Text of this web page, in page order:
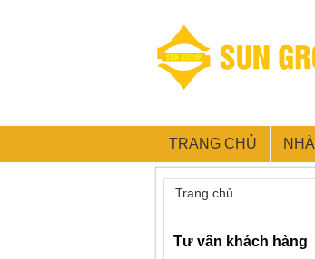
TRANG CHỦ
Trang chủ
Tư vấn khách hàng